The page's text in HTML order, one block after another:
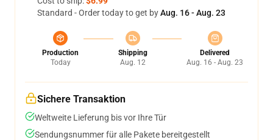
Standard - Order today to get byAug. 16 - Aug. 23
Production
Today
Shipping
Aug. 12
Delivered
Aug. 16 - Aug. 23
Sichere Transaktion
Weltweite Lieferung bis vor Ihre Tür
Sendungsnummer für alle Pakete bereitgestellt